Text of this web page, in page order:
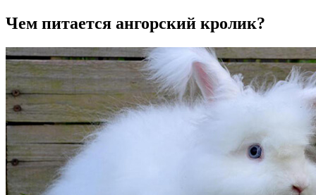
Чем питается ангорский кролик?